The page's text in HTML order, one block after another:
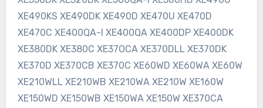
XE490KS XE490DK XE490D XE470U XE470D
XE470C XE400QA-I XE400QA XE400DP XE400DK
XE380DK XE380C XE37OCA XE370DLL XE370DK
XE370D XE370CB XE370C XE60WD XE60WA XE60W
XE210WLL XE210WB XE210WA XE210W XE160W
XE150WD XE150WB XE150WA XE150W XE370CA